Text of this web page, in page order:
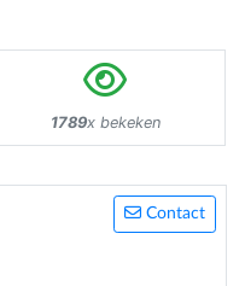
1789x bekeken
Contact